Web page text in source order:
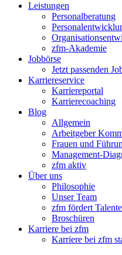
Leistungen
Personalberatung
zfm-Akademie
Jobbörse
Jetzt passenden
Karriereservice
Karriereportal
Karrierecoaching
Blog
Allgemein
Arbeitgeber
Frauen und
Management-
zfm aktiv
Über uns
Philosophie
Unser Team
zfm fördert Talente
Broschüren
Karriere bei zfm
Karriere bei zfm